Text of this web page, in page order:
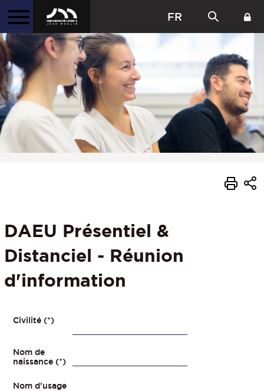
FR
DAEU Présentiel &
Distanciel - Réunion
d'information
Civilité (*)
Nom de
naissance (*)
Nom d'usage